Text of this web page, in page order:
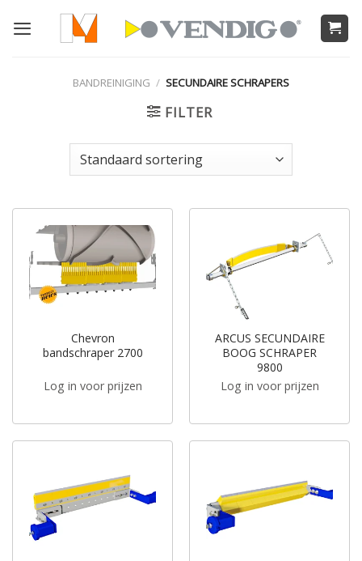
naar
BANDREINIGING / SECUNDAIRE SCHRAPERS
FILTER
Chevron
bandschraper 2700
Log in voor prijzen
ARCUS SECUNDAIRE
BOOG SCHRAPER
9800
Log in voor prijzen